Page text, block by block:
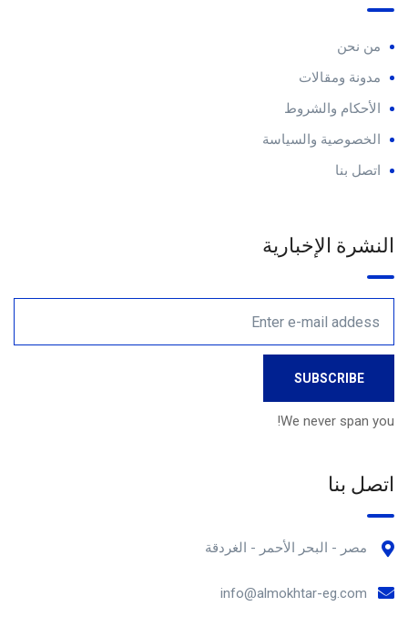
من نحن
مدونة ومقالات
الأحكام والشروط
الخصوصية والسياسة
اتصل بنا
النشرة الإخبارية
We never span you!
اتصل بنا
مصر - البحر الأحمر - الغردقة
info@almokhtar-eg.com